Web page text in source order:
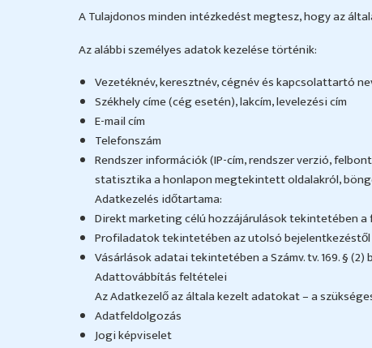
A Tulajdonos minden intézkedést megtesz, hogy az
Az alábbi személyes adatok kezelése történik:
Vezetéknév, keresztnév, cégnév és kapcsolattartó
Székhely címe (cég esetén), lakcím, levelezési cím
E-mail cím
Telefonszám
Rendszer információk (IP-cím, rendszer verzió,
statisztika a honlapon megtekintett oldalakról,
Adatkezelés időtartama:
Direkt marketing célú hozzájárulások tekintetében
Profiladatok tekintetében az utolsó
Vásárlások adatai tekintetében a Számv. tv. 169. § (2)
Adattovábbítás feltételei
Az Adatkezelő az általa kezelt adatokat – a
Adatfeldolgozás
Jogi képviselet